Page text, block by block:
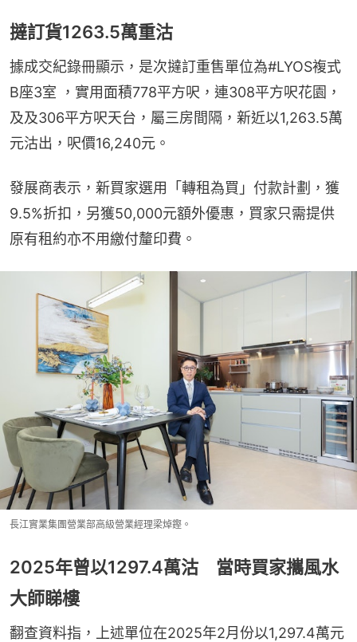
撻訂貨1263.5萬重沽
據成交紀錄冊顯示，是次撻訂重售單位為#LYOS複式
B座3室 ，實用面積778平方呎，連308平方呎花園，
及及306平方呎天台，屬三房間隔，新近以1,263.5萬
元沽出，呎價16,240元。
發展商表示，新買家選用「轉租為買」付款計劃，獲
9.5%折扣，另獲50,000元額外優惠，買家只需提供
原有租約亦不用繳付釐印費。
長江實業集團營業部高級營業經理梁焯鏗。
2025年曾以1297.4萬沽 當時買家攜風水
大師睇樓
翻查資料指，上述單位在2025年2月份以1,297.4萬元